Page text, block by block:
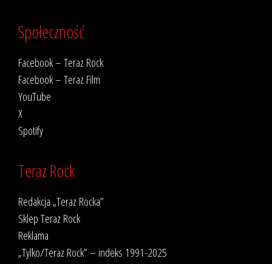
Społeczność
Facebook – Teraz Rock
Facebook – Teraz Film
YouTube
X
Spotify
Teraz Rock
Redakcja „Teraz Rocka”
Sklep Teraz Rock
Reklama
„Tylko/Teraz Rock” – indeks 1991-2025